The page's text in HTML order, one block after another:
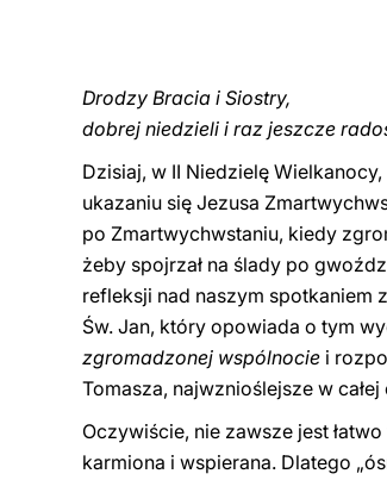
Drodzy Bracia i Siostry,
dobrej niedzieli i raz jeszcze
Dzisiaj, w II Niedzielę
ukazaniu się Jezusa
po Zmartwychwstaniu, kiedy
żeby spojrzał na ślady po
refleksji nad naszym spotkaniem
Św. Jan, który opowiada o tym
zgromadzonej wspólnocie i
Tomasza, najwznioślejsze w
Oczywiście, nie zawsze jest
karmiona i wspierana. Dlatego